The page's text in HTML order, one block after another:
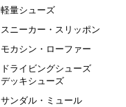
軽量シューズ
スニーカー・スリッポン
モカシン・ローファー
ドライビングシューズ
デッキシューズ
サンダル・ミュール